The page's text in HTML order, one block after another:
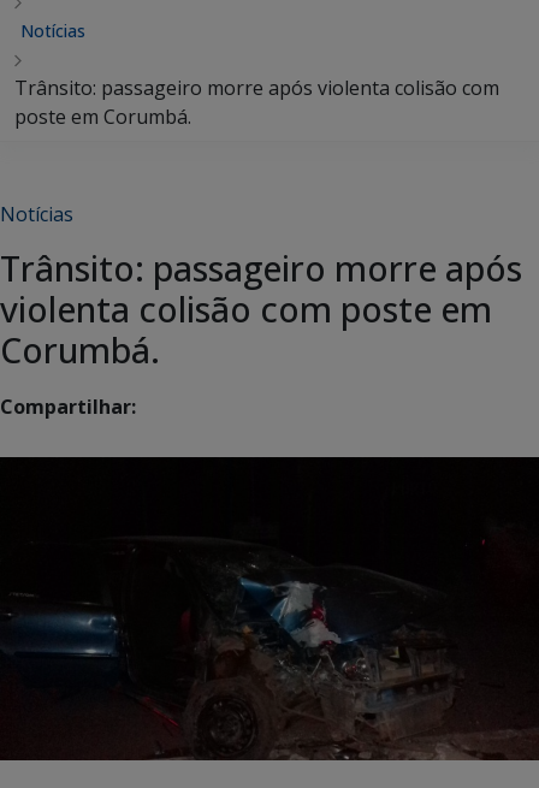
Notícias
Trânsito: passageiro morre após violenta colisão com
poste em Corumbá.
Notícias
Trânsito: passageiro morre após
violenta colisão com poste em
Corumbá.
Compartilhar: